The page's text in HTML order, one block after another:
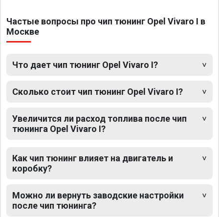
Частые вопросы про чип тюнинг Opel Vivaro I в
Москве
Что дает чип тюнинг Opel Vivaro I?
Сколько стоит чип тюнинг Opel Vivaro I?
Увеличится ли расход топлива после чип
тюнинга Opel Vivaro I?
Как чип тюнинг влияет на двигатель и
коробку?
Можно ли вернуть заводские настройки
после чип тюнинга?